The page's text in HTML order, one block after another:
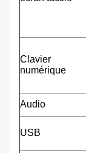
Clavier
numérique
Audio
USB